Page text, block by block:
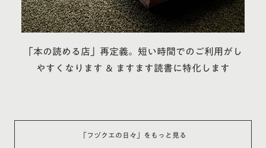
「本の読める店」再定義。短い時間でのご利用がし
やすくなります ＆ ますます読書に特化します
「フヅクエの日々 」をもっと見る